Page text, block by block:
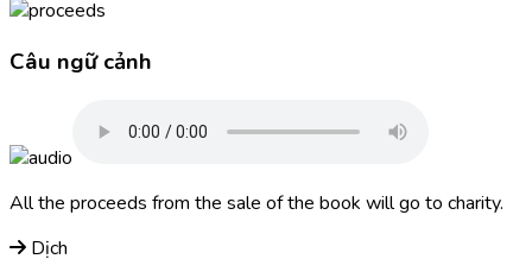
Câu ngữ cảnh
All the proceeds from the sale of the book will go to charity.
Dịch